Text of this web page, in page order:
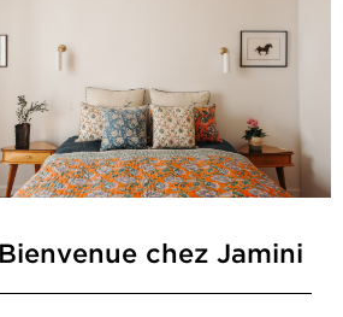
Collections
Déco & Linge de maison
Linge de table
Sacs & pochettes
Services
Bienvenue chez Jamini